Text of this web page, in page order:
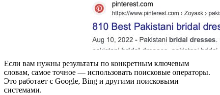
Если вам нужны результаты по конкретным ключевым
словам, самое точное — использовать поисковые операторы.
Это работает с Google, Bing и другими поисковыми
системами.